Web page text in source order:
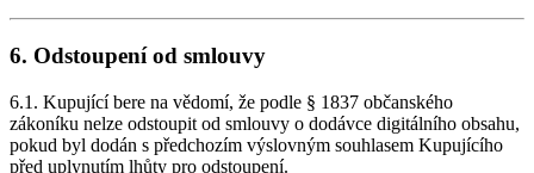
6. Odstoupení od smlouvy
6.1. Kupující bere na vědomí, že podle § 1837 občanského
zákoníku nelze odstoupit od smlouvy o dodávce digitálního obsahu,
pokud byl dodán s předchozím výslovným souhlasem Kupujícího
před uplynutím lhůty pro odstoupení.